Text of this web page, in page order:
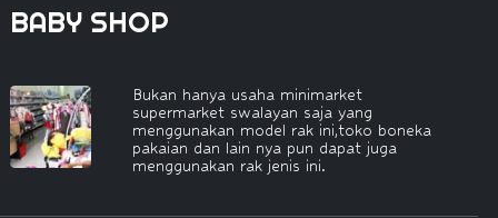
BABY SHOP
Bukan hanya usaha minimarket
supermarket swalayan saja yang
menggunakan model rak ini,toko boneka
pakaian dan lain nya pun dapat juga
menggunakan rak jenis ini.